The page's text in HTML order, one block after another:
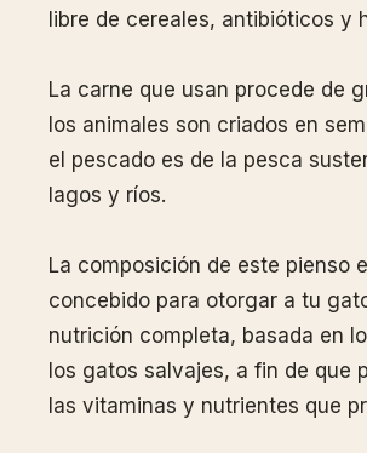
libre de cereales, antibióticos y
La carne que usan procede de
los animales son criados en
el pescado es de la pesca
lagos y ríos.
La composición de este pienso
concebido para otorgar a tu
nutrición completa, basada en
los gatos salvajes, a fin de que
las vitaminas y nutrientes que